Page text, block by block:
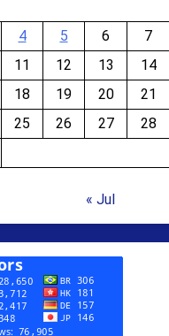
4 5 6 7
11 12 13 14
18 19 20 21
25 26 27 28
« Jul